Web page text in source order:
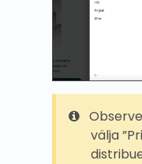
välja